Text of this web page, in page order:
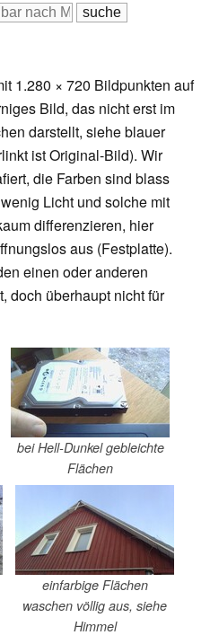
1.280 × 720 Bildpunkten auf
Bild, das nicht erst im
darstellt, siehe blauer
ist Original-Bild). Wir
die Farben sind blass
Licht und solche mit
differenzieren, hier
aus (Festplatte).
einen oder anderen
doch überhaupt nicht für
bei Hell-Dunkel gebleichte
Flächen
einfarbige Flächen
waschen völlig aus, siehe
Himmel